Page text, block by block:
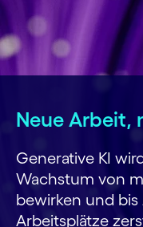
Neue Arbeit,
Generative KI
Wachstum von
bewirken und bis
Arbeitsplätze